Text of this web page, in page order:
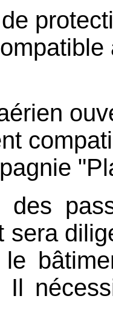
des
sera
le
Il